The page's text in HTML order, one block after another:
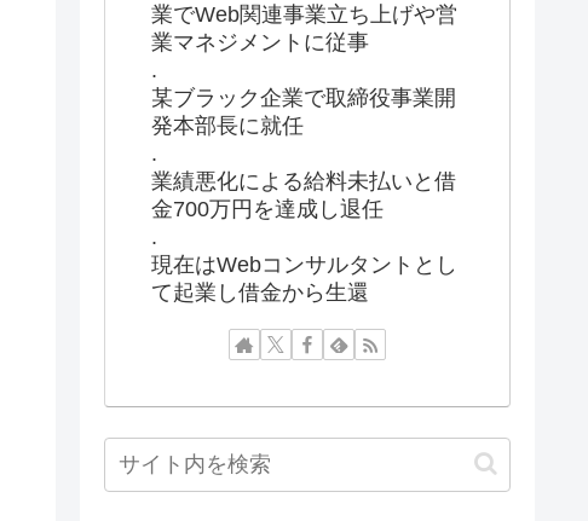
業でWeb関連事業立ち上げや営
業マネジメントに従事
.
某ブラック企業で取締役事業開
発本部長に就任
.
業績悪化による給料未払いと借
金700万円を達成し退任
.
現在はWebコンサルタントとし
て起業し借金から生還